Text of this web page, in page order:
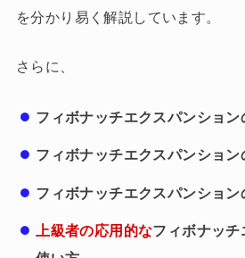
を分かり易く解説しています。
さらに、
フィボナッチエクスパンション
フィボナッチエクスパンション
フィボナッチエクスパンション
上級者の応用的なフィボナッ